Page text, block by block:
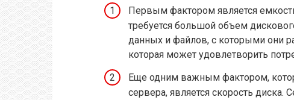
Первым фактором является
требуется большой объем
данных и файлов, с которыми они
которая может удовлетворить
Еще одним важным фактором,
сервера, является скорость диска.